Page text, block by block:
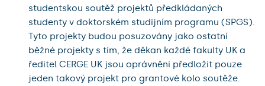
studentskou soutěž projektů předkládaných
studenty v doktorském studijním programu (SPGS).
Tyto projekty budou posuzovány jako ostatní
běžné projekty s tím, že děkan každé fakulty UK a
ředitel CERGE UK jsou oprávněni předložit pouze
jeden takový projekt pro grantové kolo soutěže.